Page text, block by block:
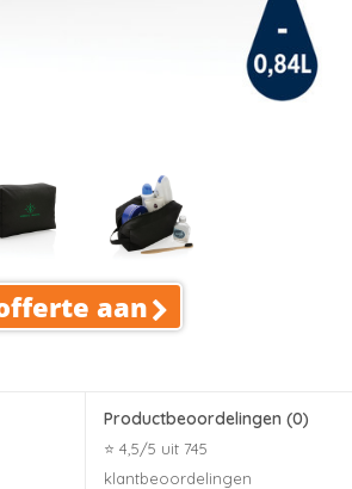
aan
Productbeoordelingen (0)
⭐ 4,5/5 uit 745
klantbeoordelingen